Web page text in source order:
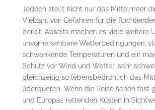
Jedoch stellt nicht nur das Mittelmeer
Vielzahl von Gefahren für die
bereit. Abseits machen es viele weitere
unvorhersehbare Wetterbedingungen,
schwankende Temperaturen und ein
Schutz vor Wind und Wetter, sehr
gleichzeitig so lebensbedrohlich das
überqueren. Wenn die Reise schon fast
und Europas rettenden Küsten in